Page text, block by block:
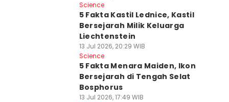
Science
5 Fakta Kastil Lednice, Kastil
Bersejarah Milik Keluarga
Liechtenstein
13 Jul 2026, 20:29 WIB
Science
5 Fakta Menara Maiden, Ikon
Bersejarah di Tengah Selat
Bosphorus
13 Jul 2026, 17:49 WIB